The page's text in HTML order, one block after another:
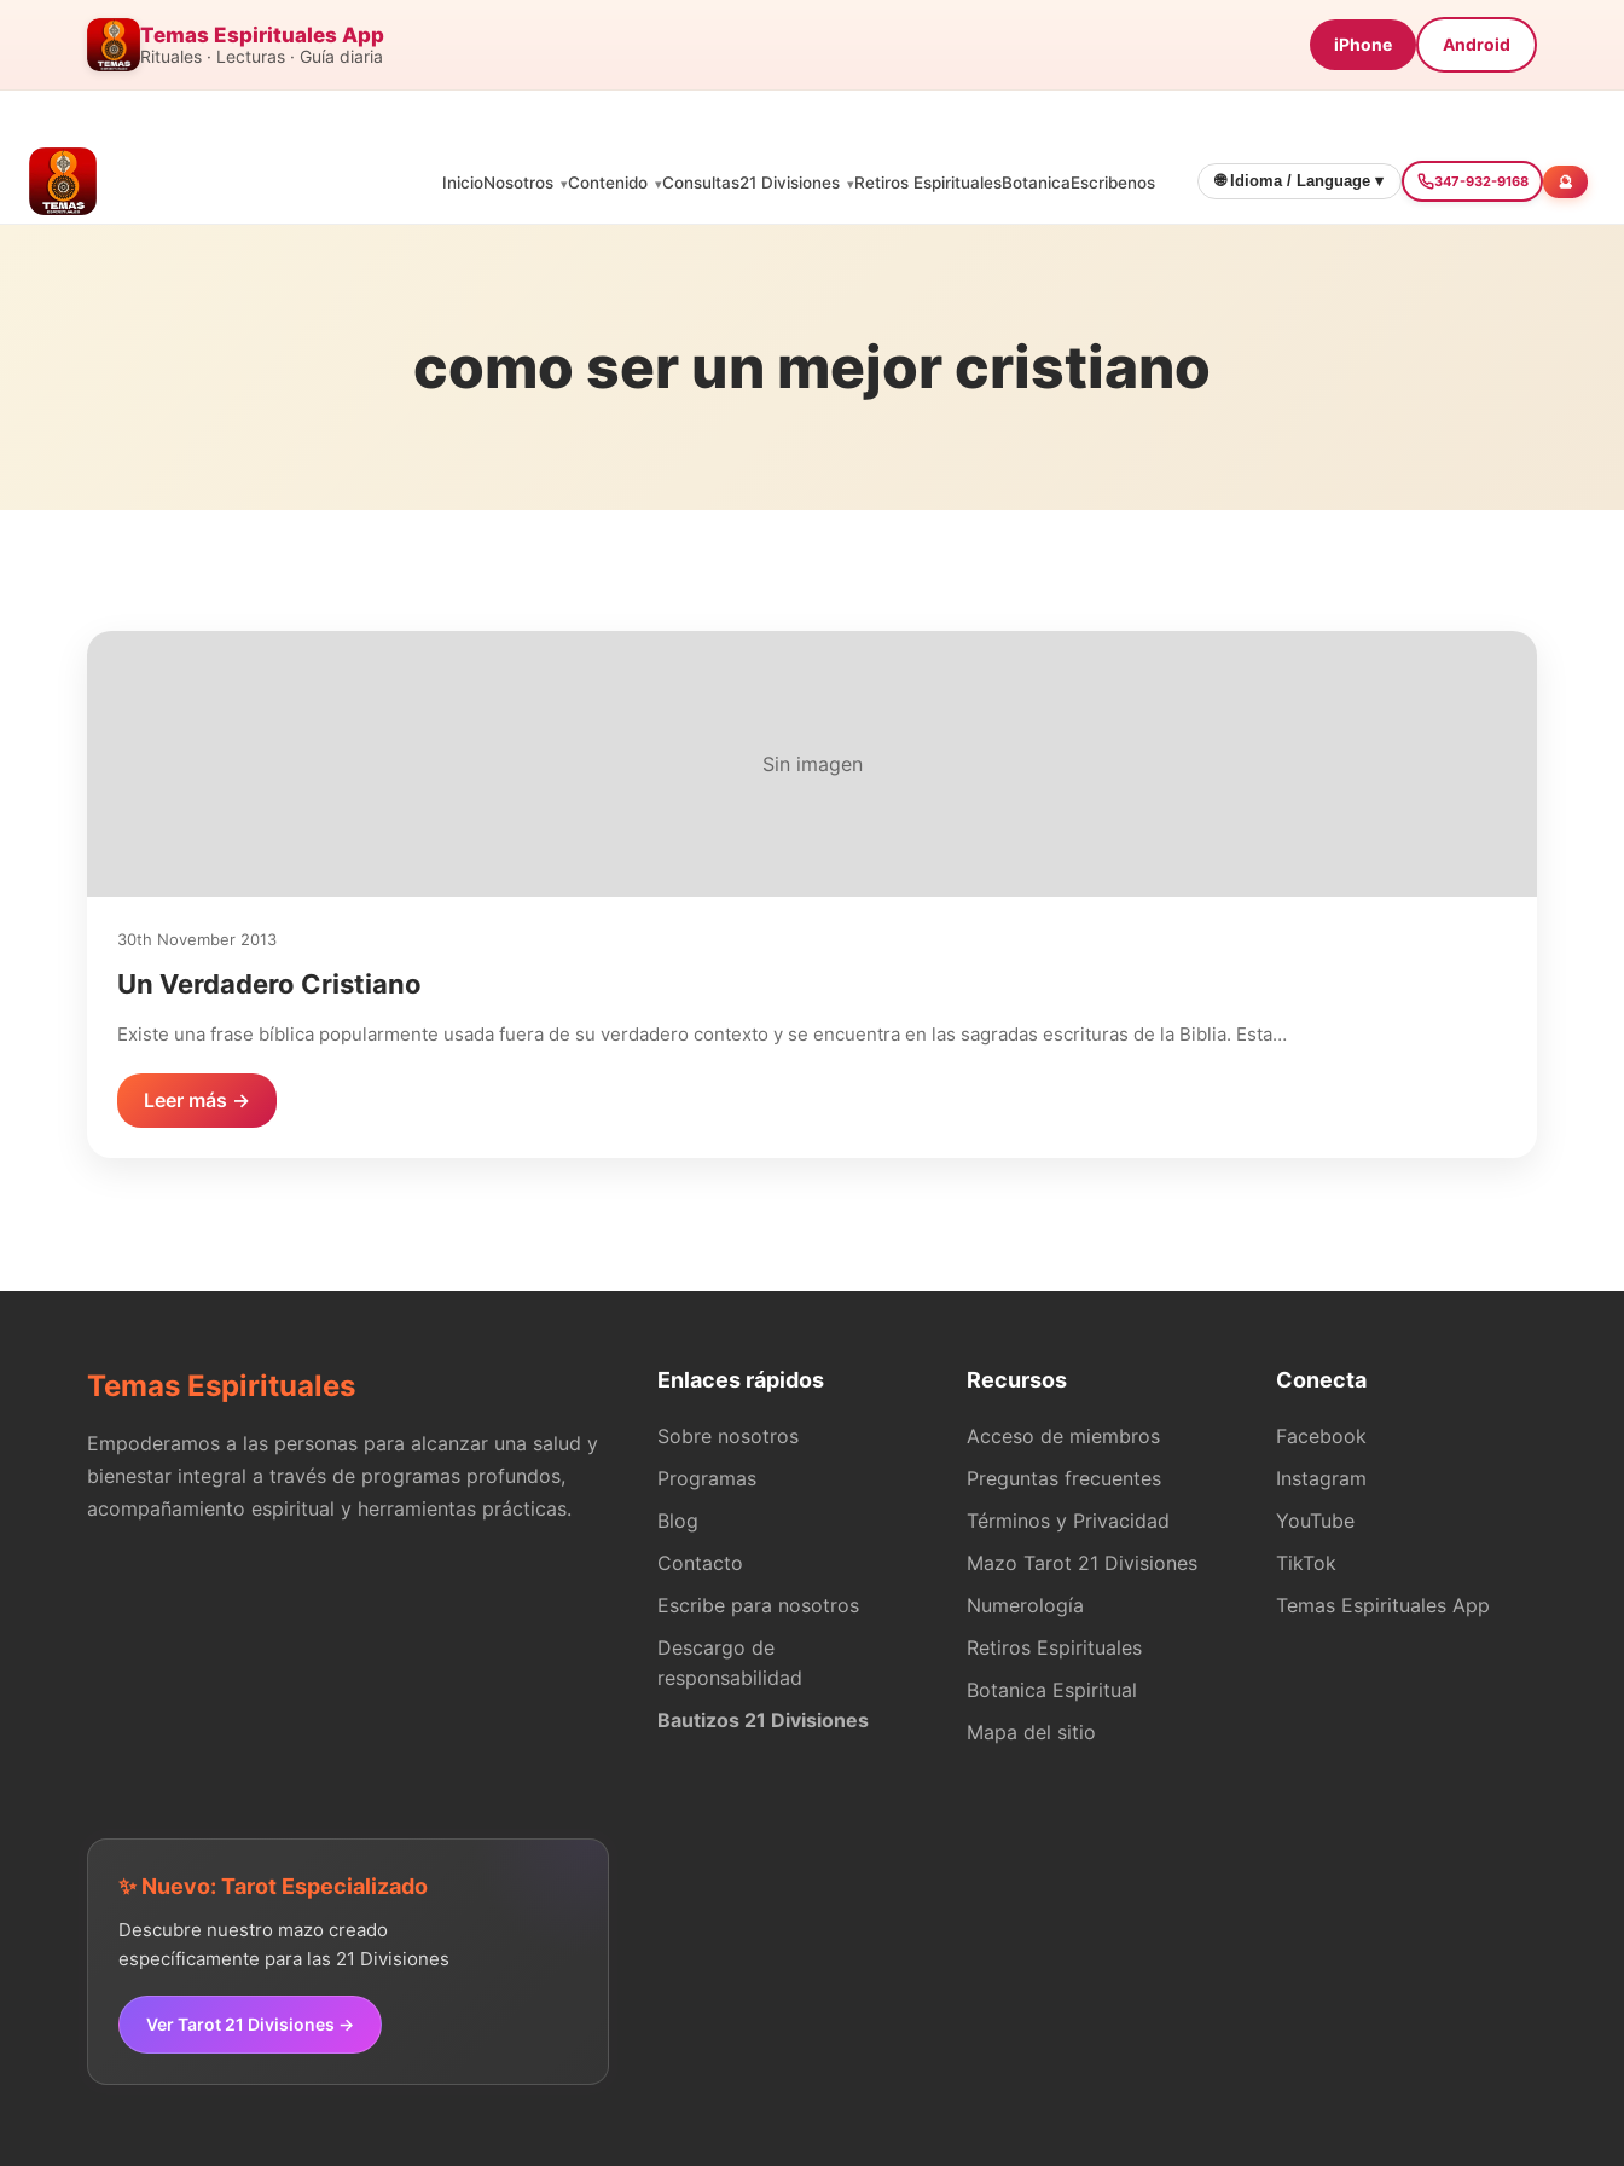
Temas Espirituales App
Rituales · Lecturas · Guía diaria
iPhone Android
InicioNosotros Contenido Consultas21 Divisiones Retiros EspiritualesBotanicaEscribenos 🌐 Idioma / Language ▾ 347-932-9168 🔮
como ser un mejor cristiano
Sin imagen
30th November 2013
Un Verdadero Cristiano
Existe una frase bíblica popularmente usada fuera de su verdadero contexto y se encuentra en las sagradas escrituras de la Biblia. Esta…
Leer más →
Temas Espirituales
Empoderamos a las personas para alcanzar una salud y
bienestar integral a través de programas profundos,
acompañamiento espiritual y herramientas prácticas.
Enlaces rápidos
Sobre nosotros
Programas
Blog
Contacto
Escribe para nosotros
Descargo de
responsabilidad
Bautizos 21 Divisiones
Recursos
Acceso de miembros
Preguntas frecuentes
Términos y Privacidad
Mazo Tarot 21 Divisiones
Numerología
Retiros Espirituales
Botanica Espiritual
Mapa del sitio
Conecta
Facebook
Instagram
YouTube
TikTok
Temas Espirituales App
✨ Nuevo: Tarot Especializado
Descubre nuestro mazo creado
específicamente para las 21 Divisiones
Ver Tarot 21 Divisiones →